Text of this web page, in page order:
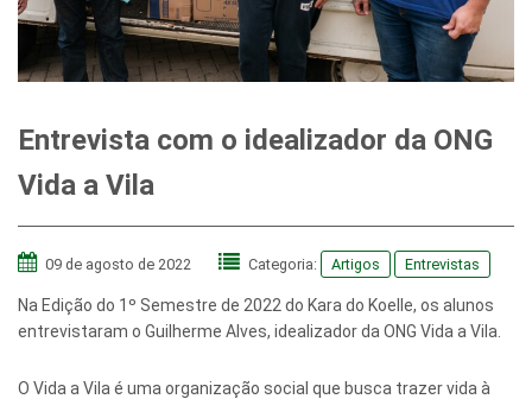
Entrevista com o idealizador da ONG
Vida a Vila
09 de agosto de 2022 Categoria: Artigos Entrevistas
Na Edição do 1º Semestre de 2022 do Kara do Koelle, os alunos
entrevistaram o Guilherme Alves, idealizador da ONG Vida a Vila.
O Vida a Vila é uma organização social que busca trazer vida à